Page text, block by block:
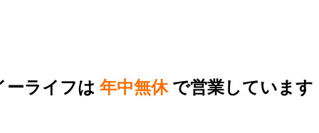
ーライフは 年中無休で営業しています